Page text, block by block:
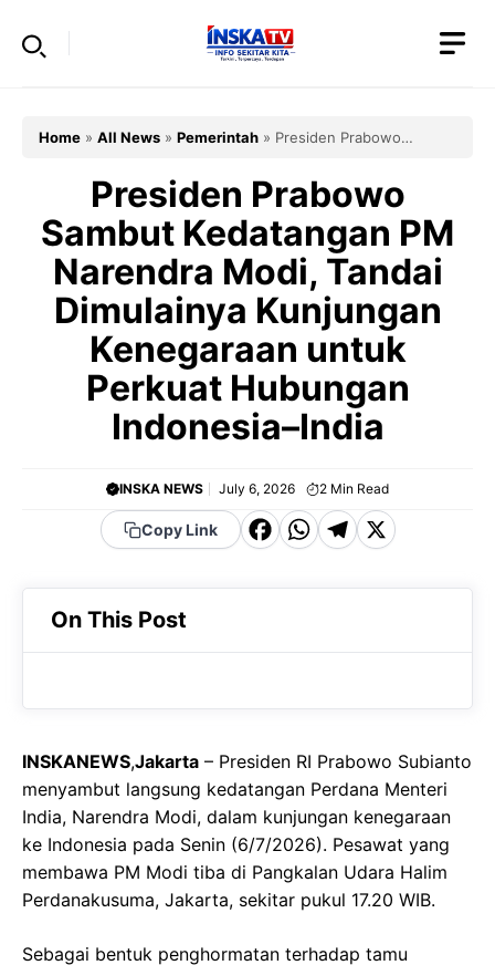
Home » All News » Pemerintah » Presiden Prabowo
Kunjungan Kenegaraan untuk Perkuat Hubungan Indonesia–
Presiden Prabowo
Sambut Kedatangan PM
Narendra Modi, Tandai
Dimulainya Kunjungan
Kenegaraan untuk
Perkuat Hubungan
Indonesia–India
INSKA NEWS July 6, 2026 2 Min Read
Copy Link
F
c
o
o
k
W
a
A
p
p
T
e
a
m
X
On This Post
INSKANEWS,Jakarta – Presiden RI Prabowo Subianto
menyambut langsung kedatangan Perdana Menteri
India, Narendra Modi, dalam kunjungan kenegaraan
ke Indonesia pada Senin (6/7/2026). Pesawat yang
membawa PM Modi tiba di Pangkalan Udara Halim
Perdanakusuma, Jakarta, sekitar pukul 17.20 WIB.
Sebagai bentuk penghormatan terhadap tamu